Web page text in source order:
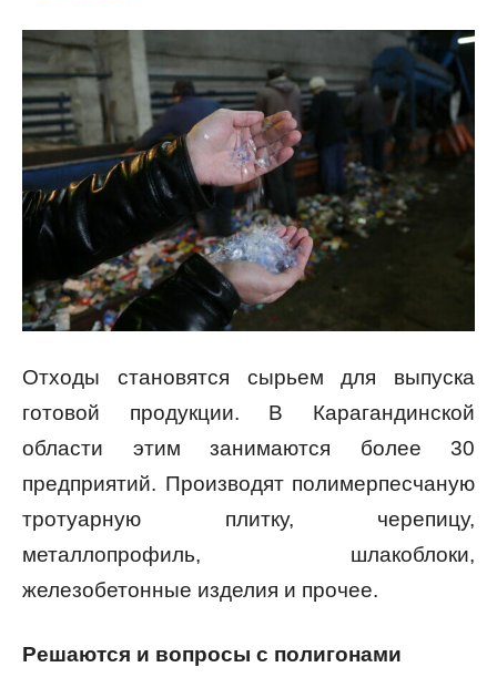
Отходы становятся сырьем для выпуска
готовой продукции. В Карагандинской
области этим занимаются более 30
предприятий. Производят полимерпесчаную
тротуарную плитку, черепицу,
металлопрофиль, шлакоблоки,
железобетонные изделия и прочее.
Решаются и вопросы с полигонами